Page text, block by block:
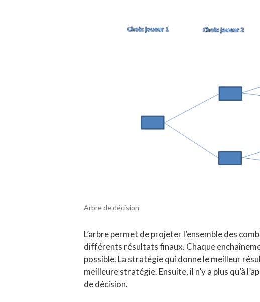
Arbre de décision
L’arbre permet de projeter l’ensemble des
différents résultats finaux. Chaque
possible. La stratégie qui donne le meilleur
meilleure stratégie. Ensuite, il n’y a plus qu’à
de décision.